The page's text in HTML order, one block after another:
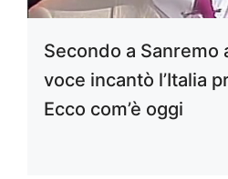
Secondo a Sanremo
voce incantò l’Italia
Ecco com’è oggi